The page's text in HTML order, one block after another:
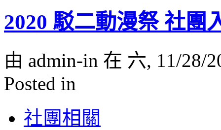
2020 駁二動漫祭 社團
由 admin-in 在 六, 11/28/
Posted in
社團相關